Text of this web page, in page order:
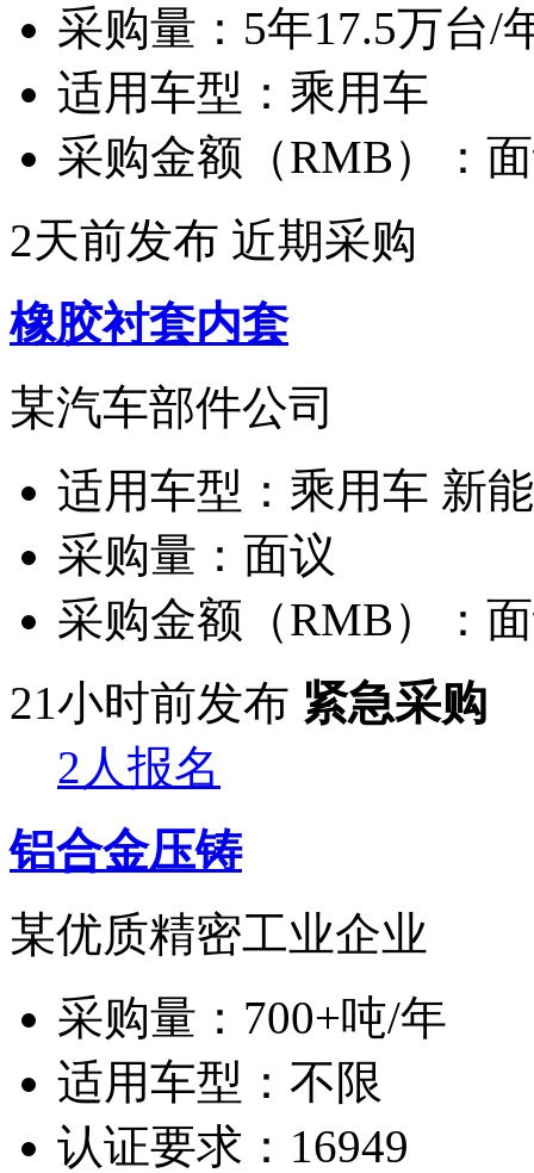
采购量： 5年17.5万台/
适用车型： 乘用车
采购金额（RMB）：
2天前发布 近期采购
橡胶衬套内套
某汽车部件公司
适用车型： 乘用车 新
采购量： 面议
采购金额（RMB）：
21小时前发布 紧急采购
2人报名
铝合金压铸
某优质精密工业企业
采购量： 700+吨/年
适用车型： 不限
认证要求： 16949